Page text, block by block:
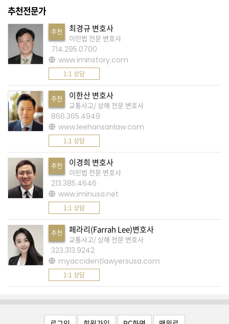
지
사
항
S
K
미
국
용
수
칙
안
확
인
바
랍
다
추천전문가
추천 최경규 변호사
이민법 전문 변호사
714.295.0700
www.iminstory.com
1:1 상담
추천 이한산 변호사
교통사고/ 상해 전문 변호사
866.365.4949
www.leehansanlaw.com
1:1 상담
추천 이경희 변호사
이민법 전문 변호사
213.385.4646
www.iminusa.net
1:1 상담
추천 페라리(Farrah Lee)변호사
교통사고/ 상해 전문 변호사
323.313.9242
myaccidentlawyersusa.com
1:1 상담